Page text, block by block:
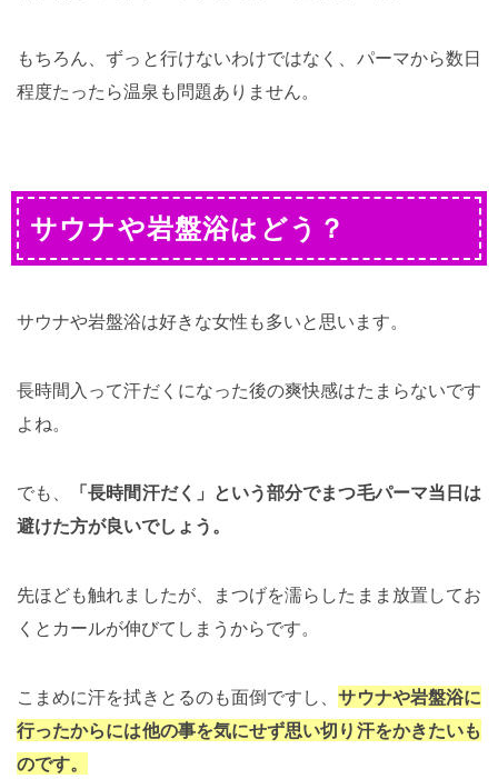
もちろん、ずっと行けないわけではなく、パーマから数日
程度たったら温泉も問題ありません。
サウナや岩盤浴はどう？
サウナや岩盤浴は好きな女性も多いと思います。
長時間入って汗だくになった後の爽快感はたまらないです
よね。
でも、
「長時間汗だく」という部分でまつ毛パーマ当日は
避けた方が良いでしょう。
先ほども触れましたが、まつげを濡らしたまま放置してお
くとカールが伸びてしまうからです。
こまめに汗を拭きとるのも面倒ですし、サウナや岩盤浴に
行ったからには他の事を気にせず思い切り汗をかきたいも
のです。